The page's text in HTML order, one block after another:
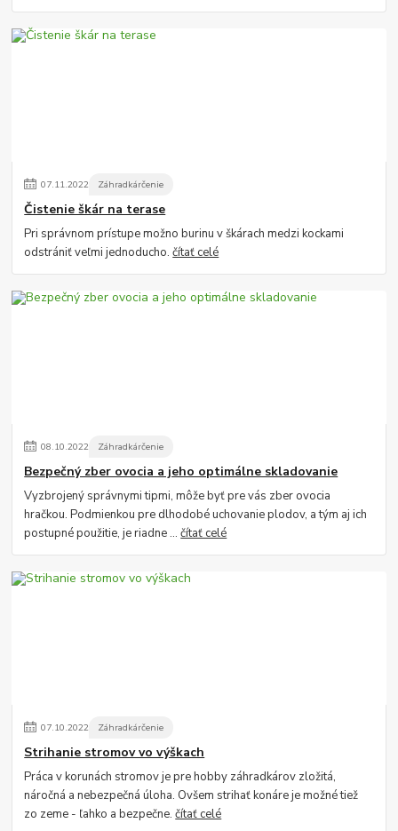
07.11.2022 Záhradkárčenie
Čistenie škár na terase
Pri správnom prístupe možno burinu v škárach medzi kockami
odstrániť veľmi jednoducho.čítať celé
08.10.2022 Záhradkárčenie
Bezpečný zber ovocia a jeho optimálne skladovanie
Vyzbrojený správnymi tipmi, môže byť pre vás zber ovocia
hračkou. Podmienkou pre dlhodobé uchovanie plodov, a tým aj ich
postupné použitie, je riadne ...čítať celé
07.10.2022 Záhradkárčenie
Strihanie stromov vo výškach
Práca v korunách stromov je pre hobby záhradkárov zložitá,
náročná a nebezpečná úloha. Ovšem strihať konáre je možné tiež
zo zeme - ľahko a bezpečne.čítať celé